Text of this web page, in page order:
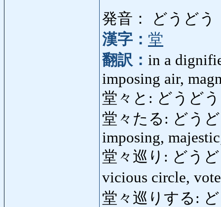
発音： どうどう
漢字： 堂
翻訳： in a
imposing air,
堂々と: どうど
堂々たる: どうど
imposing,
堂々巡り: どう
vicious circle,
堂々巡りする: